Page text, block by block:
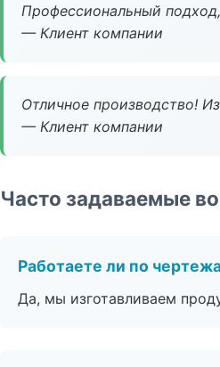
Профессиональный
— Клиент компании
Отличное производство!
— Клиент компании
Часто задаваемые
Работаете ли по
Да, мы изготавливаем